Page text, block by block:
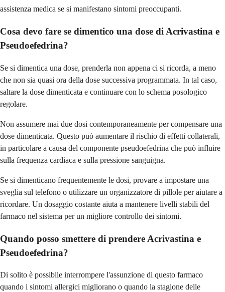
assistenza medica se si manifestano sintomi preoccupanti.
Cosa devo fare se dimentico una dose di Acrivastina e
Pseudoefedrina?
Se si dimentica una dose, prenderla non appena ci si ricorda, a meno
che non sia quasi ora della dose successiva programmata. In tal caso,
saltare la dose dimenticata e continuare con lo schema posologico
regolare.
Non assumere mai due dosi contemporaneamente per compensare una
dose dimenticata. Questo può aumentare il rischio di effetti collaterali,
in particolare a causa del componente pseudoefedrina che può influire
sulla frequenza cardiaca e sulla pressione sanguigna.
Se si dimenticano frequentemente le dosi, provare a impostare una
sveglia sul telefono o utilizzare un organizzatore di pillole per aiutare a
ricordare. Un dosaggio costante aiuta a mantenere livelli stabili del
farmaco nel sistema per un migliore controllo dei sintomi.
Quando posso smettere di prendere Acrivastina e
Pseudoefedrina?
Di solito è possibile interrompere l'assunzione di questo farmaco
quando i sintomi allergici migliorano o quando la stagione delle